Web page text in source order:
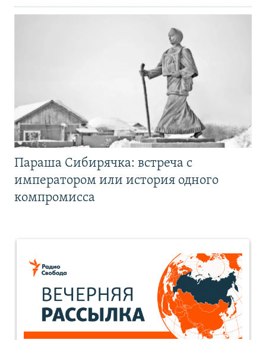
Параша Сибирячка: встреча с
императором или история одного
компромисса